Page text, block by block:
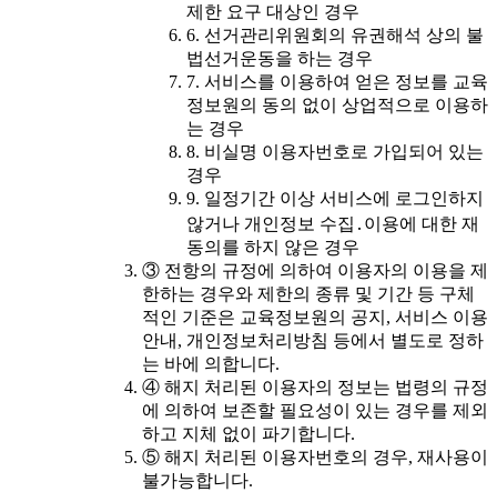
제한 요구 대상인 경우
6. 선거관리위원회의 유권해석 상의 불
법선거운동을 하는 경우
7. 서비스를 이용하여 얻은 정보를 교육
정보원의 동의 없이 상업적으로 이용하
는 경우
8. 비실명 이용자번호로 가입되어 있는
경우
9. 일정기간 이상 서비스에 로그인하지
않거나 개인정보 수집․이용에 대한 재
동의를 하지 않은 경우
③ 전항의 규정에 의하여 이용자의 이용을 제
한하는 경우와 제한의 종류 및 기간 등 구체
적인 기준은 교육정보원의 공지, 서비스 이용
안내, 개인정보처리방침 등에서 별도로 정하
는 바에 의합니다.
④ 해지 처리된 이용자의 정보는 법령의 규정
에 의하여 보존할 필요성이 있는 경우를 제외
하고 지체 없이 파기합니다.
⑤ 해지 처리된 이용자번호의 경우, 재사용이
불가능합니다.